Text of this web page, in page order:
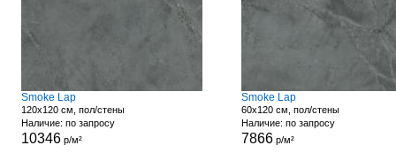
Smoke Lap
120x120 см, пол/стены
Наличие: по запросу
10346р/м²
Smoke Lap
60x120 см, пол/стены
Наличие: по запросу
7866р/м²